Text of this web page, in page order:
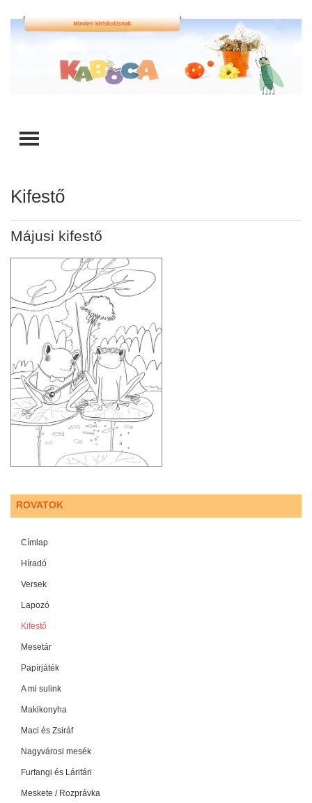
TOGGLE MENU
Kifestő
Májusi kifestő
ROVATOK
Címlap
Híradó
Versek
Lapozó
Kifestő
Mesetár
Papírjáték
A mi sulink
Makikonyha
Maci és Zsiráf
Nagyvárosi mesék
Furfangi és Lárifári
Meskete / Rozprávka